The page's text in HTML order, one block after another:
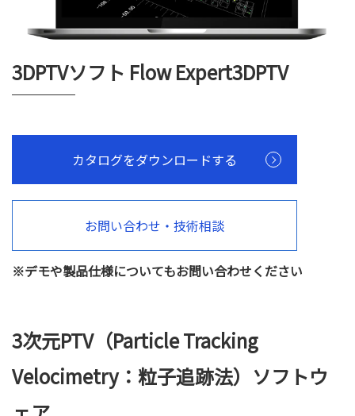
3DPTVソフト Flow Expert3DPTV
カタログをダウンロードする
お問い合わせ・技術相談
※デモや製品仕様についてもお問い合わせください
3次元PTV（Particle Tracking
Velocimetry：粒子追跡法）ソフトウ